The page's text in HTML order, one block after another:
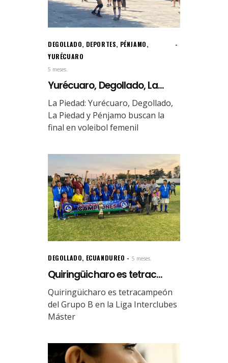
DEGOLLADO, DEPORTES, PÉNJAMO,
YURÉCUARO
5 meses.
Yurécuaro, Degollado, La...
La Piedad: Yurécuaro, Degollado,
La Piedad y Pénjamo buscan la
final en voleibol femenil
DEGOLLADO, ECUANDUREO 5 meses.
Quiringüicharo es tetrac...
Quiringüicharo es tetracampeón
del Grupo B en la Liga Interclubes
Máster